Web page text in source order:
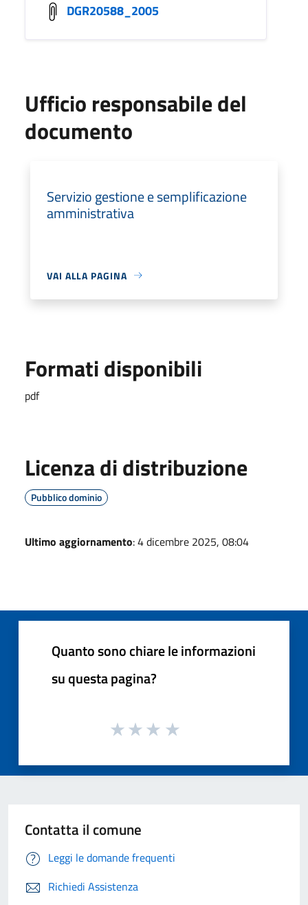
DGR20588_2005
Ufficio responsabile del
documento
Servizio gestione e semplificazione
amministrativa
VAI ALLA PAGINA
Formati disponibili
pdf
Licenza di distribuzione
Pubblico dominio
Ultimo aggiornamento: 4 dicembre 2025, 08:04
Quanto sono chiare le informazioni
su questa pagina?
Contatta il comune
Leggi le domande frequenti
Richiedi Assistenza